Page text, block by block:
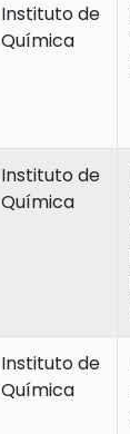
Instituto de
Química
Instituto de
Química
Instituto de
Química